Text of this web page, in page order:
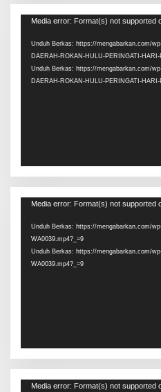
Pemutar
Media error: Format(s) not supported
Unduh Berkas: https://mengabarkan.com/
DAERAH-ROKAN-HULU-PERINGATI-
Unduh Berkas: https://mengabarkan.com/
DAERAH-ROKAN-HULU-PERINGATI-
Pemutar
Media error: Format(s) not supported
Unduh Berkas: https://mengabarkan.com/
WA0039.mp4?_=9
Unduh Berkas: https://mengabarkan.com/
WA0039.mp4?_=9
Pemutar
Media error: Format(s) not supported